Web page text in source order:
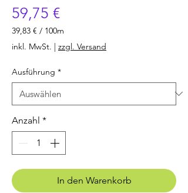
59,75 €Preis
39,83 € / 100m
39,83 €
pro
Meter
inkl. MwSt. | zzgl. Versand
Ausführung *
Anzahl *
In den Warenkorb